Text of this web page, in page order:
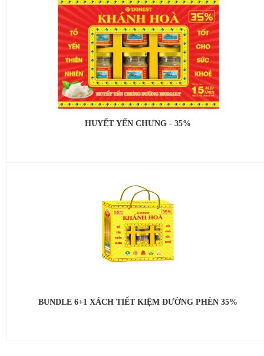
HUYẾT YẾN CHƯNG - 35%
BUNDLE 6+1 XÁCH TIẾT KIỆM ĐƯỜNG PHÈN 35%